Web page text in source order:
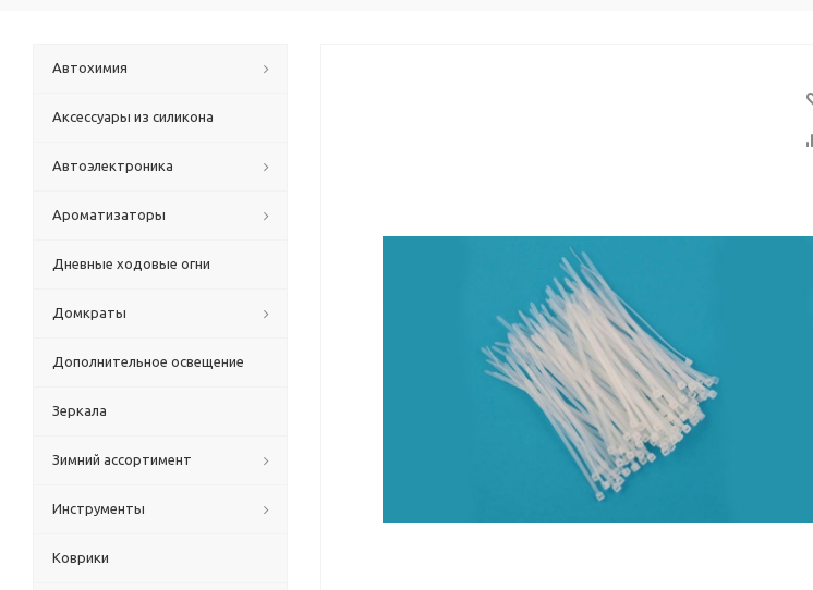
Автохимия
Аксессуары из силикона
Автоэлектроника
Ароматизаторы
Дневные ходовые огни
Домкраты
Дополнительное освещение
Зеркала
Зимний ассортимент
Инструменты
Коврики